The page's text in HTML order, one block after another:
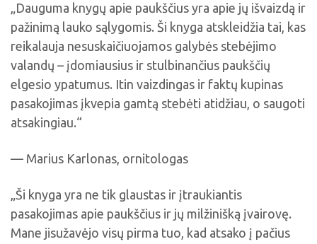
„Dauguma knygų apie paukščius yra apie jų išvaizdą ir
pažinimą lauko sąlygomis. Ši knyga atskleidžia tai, kas
reikalauja nesuskaičiuojamos galybės stebėjimo
valandų – įdomiausius ir stulbinančius paukščių
elgesio ypatumus. Itin vaizdingas ir faktų kupinas
pasakojimas įkvepia gamtą stebėti atidžiau, o saugoti
atsakingiau.“
— Marius Karlonas, ornitologas
„Ši knyga yra ne tik glaustas ir įtraukiantis
pasakojimas apie paukščius ir jų milžinišką įvairovę.
Mane jisužavėjo visų pirma tuo, kad atsako į pačius